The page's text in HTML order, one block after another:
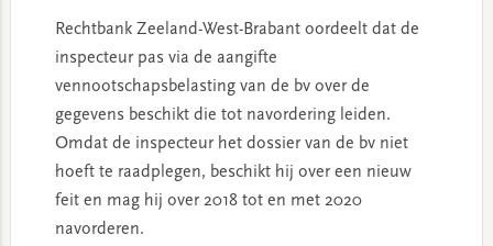
Rechtbank Zeeland-West-Brabant oordeelt dat de
inspecteur pas via de aangifte
vennootschapsbelasting van de bv over de
gegevens beschikt die tot navordering leiden.
Omdat de inspecteur het dossier van de bv niet
hoeft te raadplegen, beschikt hij over een nieuw
feit en mag hij over 2018 tot en met 2020
navorderen.